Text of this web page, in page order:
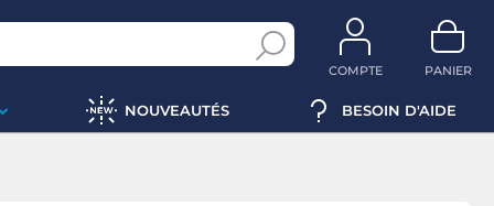
COMPTE PANIER
NOUVEAUTÉS BESOIN D'AIDE